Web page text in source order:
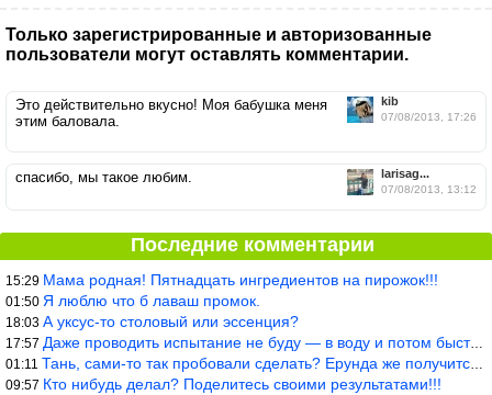
Только зарегистрированные и авторизованные
пользователи могут оставлять комментарии.
kib
07/08/2013, 17:26
Это действительно вкусно! Моя бабушка меня
этим баловала.
larisag...
07/08/2013, 13:12
спасибо, мы такое любим.
Последние комментарии
15:29 Мама родная! Пятнадцать ингредиентов на пирожок!!!
01:50 Я люблю что б лаваш промок.
18:03 А уксус-то столовый или эссенция?
17:57 Даже проводить испытание не буду — в воду и потом быстро в раска
01:11 Тань, сами-то так пробовали сделать? Ерунда же получится. Нет, с
09:57 Кто нибудь делал? Поделитесь своими результатами!!!